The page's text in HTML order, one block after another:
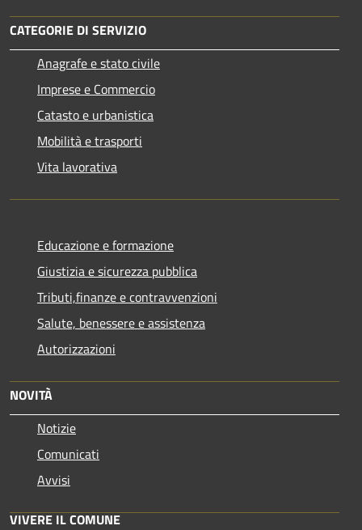
CATEGORIE DI SERVIZIO
Anagrafe e stato civile
Imprese e Commercio
Catasto e urbanistica
Mobilità e trasporti
Vita lavorativa
Educazione e formazione
Giustizia e sicurezza pubblica
Tributi,finanze e contravvenzioni
Salute, benessere e assistenza
Autorizzazioni
NOVITÀ
Notizie
Comunicati
Avvisi
VIVERE IL COMUNE